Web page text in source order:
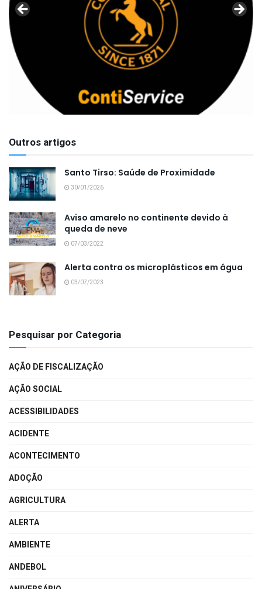
Outros artigos
Santo Tirso: Saúde de Proximidade
30/01/2026
Aviso amarelo no continente devido à
queda de neve
07/03/2022
Alerta contra os microplásticos em água
03/07/2023
Pesquisar por Categoria
AÇÃO DE FISCALIZAÇÃO
AÇÃO SOCIAL
ACESSIBILIDADES
ACIDENTE
ACONTECIMENTO
ADOÇÃO
AGRICULTURA
ALERTA
AMBIENTE
ANDEBOL